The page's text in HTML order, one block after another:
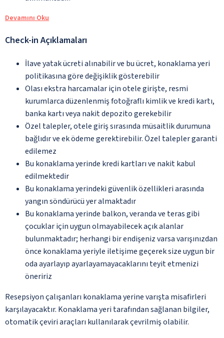
Devamını Oku
Check-in Açıklamaları
İlave yatak ücreti alınabilir ve bu ücret, konaklama yeri
politikasına göre değişiklik gösterebilir
Olası ekstra harcamalar için otele girişte, resmi
kurumlarca düzenlenmiş fotoğraflı kimlik ve kredi kartı,
banka kartı veya nakit depozito gerekebilir
Özel talepler, otele giriş sırasında müsaitlik durumuna
bağlıdır ve ek ödeme gerektirebilir. Özel talepler garanti
edilemez
Bu konaklama yerinde kredi kartları ve nakit kabul
edilmektedir
Bu konaklama yerindeki güvenlik özellikleri arasında
yangın söndürücü yer almaktadır
Bu konaklama yerinde balkon, veranda ve teras gibi
çocuklar için uygun olmayabilecek açık alanlar
bulunmaktadır; herhangi bir endişeniz varsa varışınızdan
önce konaklama yeriyle iletişime geçerek size uygun bir
oda ayarlayıp ayarlayamayacaklarını teyit etmenizi
öneririz
Resepsiyon çalışanları konaklama yerine varışta misafirleri
karşılayacaktır. Konaklama yeri tarafından sağlanan bilgiler,
otomatik çeviri araçları kullanılarak çevrilmiş olabilir.